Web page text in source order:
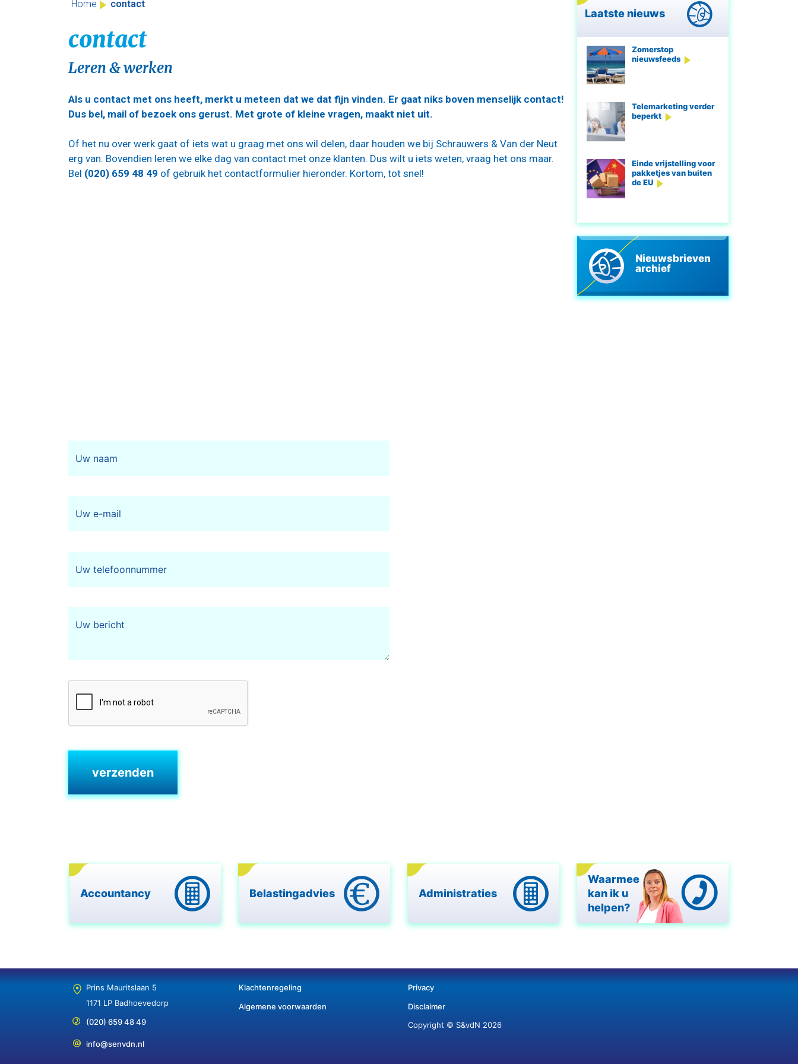
Home contact
contact
Leren & werken
Als u contact met ons heeft, merkt u meteen dat we dat fijn vinden. Er gaat niks boven menselijk contact!
Dus bel, mail of bezoek ons gerust. Met grote of kleine vragen, maakt niet uit.
Of het nu over werk gaat of iets wat u graag met ons wil delen, daar houden we bij Schrauwers & Van der Neut
erg van. Bovendien leren we elke dag van contact met onze klanten. Dus wilt u iets weten, vraag het ons maar.
Bel (020) 659 48 49 of gebruik het contactformulier hieronder. Kortom, tot snel!
Laatste nieuws
Zomerstop
nieuwsfeeds
Telemarketing verder
beperkt
Einde vrijstelling voor
pakketjes van buiten
de EU
Nieuwsbrieven
archief
Accountancy Belastingadvies Administraties
Waarmee
kan ik u
helpen?
Prins Mauritslaan 5
1171 LP Badhoevedorp
(020) 659 48 49
info@senvdn.nl
Klachtenregeling
Algemene voorwaarden
Privacy
Disclaimer
Copyright © S&vdN 2026